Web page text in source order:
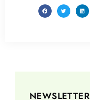
NEWSLETTER